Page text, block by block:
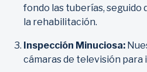
fondo las tuberías, seguido
la rehabilitación.
Inspección Minuciosa:
cámaras de televisión para